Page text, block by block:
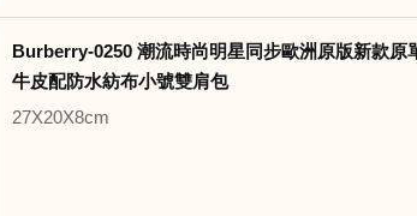
Burberry-0250 潮流時尚明星同步歐洲原版新款原
牛皮配防水紡布小號雙肩包
27X20X8cm